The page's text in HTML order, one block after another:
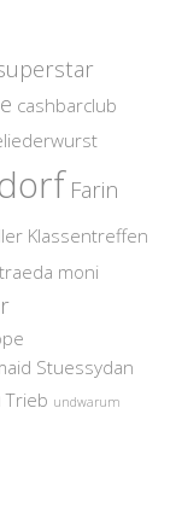
cashbarclub
Farin
Klassentreffen
moni
Stuessydan
Trieb undwarum